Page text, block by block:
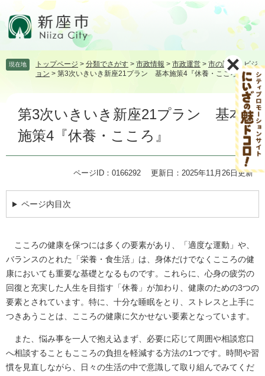
頭飛 現在地 トップページ > 分類でさがす > 市政情報 > 市政運営 > 市の計画・ビジ
ョン > 第3次いきいき新座21プラン 基本施策4『休養・こころ』
第3次いきいき新座21プラン 基本
施策4『休養・こころ』
ページID：0166292 更新日：2025年11月26日更新
ページ内目次
こころの健康を保つには多くの要素があり、「適度な運動」や、
バランスのとれた「栄養・食生活」は、身体だけでなくこころの健
康においても重要な基礎となるものです。これらに、心身の疲労の
回復と充実した人生を目指す「休養」が加わり、健康のための3つの
要素とされています。特に、十分な睡眠をとり、ストレスと上手に
つきあうことは、こころの健康に欠かせない要素となっています。
また、悩み事を一人で抱え込まず、必要に応じて周囲や相談窓口
へ相談することもこころの負担を軽減する方法の1つです。時間や習
慣を見直しながら、日々の生活の中で意識して取り組んでみてくだ